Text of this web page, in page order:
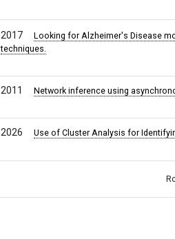
2017
Looking for Alzheimer's Disease
techniques.
2011
Network inference using
2026
Use of Cluster Analysis for